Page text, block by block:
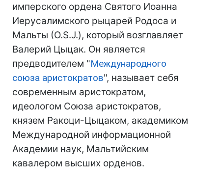
имперского ордена Святого Иоанна
Иерусалимского рыцарей Родоса и
Мальты (О.S.J.), который возглавляет
Валерий Цыцак. Он является
предводителем "Международного
союза аристократов", называет себя
современным аристократом,
идеологом Союза аристократов,
князем Ракоци-Цыцаком, академиком
Международной информационной
Академии наук, Мальтийским
кавалером высших орденов.